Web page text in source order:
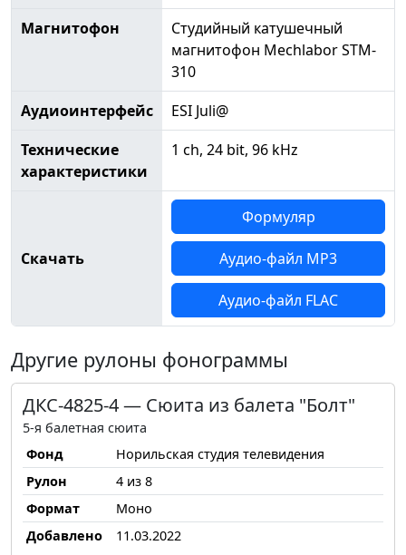
Магнитофон
Студийный катушечный
магнитофон Mechlabor STM-
310
Аудиоинтерфейс
ESI Juli@
Технические
характеристики
1 ch, 24 bit, 96 kHz
Скачать
Формуляр
Аудио-файл MP3
Аудио-файл FLAC
Другие рулоны фонограммы
ДКС-4825-4 — Сюита из балета "Болт"
5-я балетная сюита
Фонд
Норильская студия телевидения
Рулон
4 из 8
Формат
Моно
Добавлено
11.03.2022